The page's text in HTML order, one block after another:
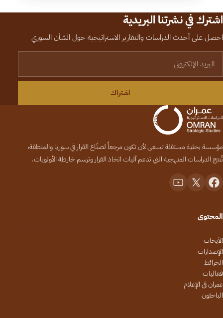
اشترك في نشرتنا البريدية
احصل على أحدث الدراسات والتقارير الاستراتيجية حول الشأن السوري
اشتراك
مؤسسة بحثية مستقلة تسعى لأن تكون مرجعاً لصنّاع القرار في سوريا والمنطقة،
تُنتج الدراسات المنهجية التي تدعم آليات اتخاذ القرار وترسم خارطة الأولويات.
المحتوى
الأبحاث
الإصدارات
الخرائط
فعاليات
عمران في الإعلام
الباحثون